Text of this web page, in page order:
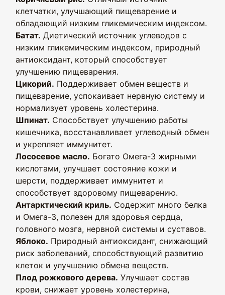
клетчатки, улучшающий пищеварение и
обладающий низким гликемическим индексом.
Батат. Диетический источник углеводов с
низким гликемическим индексом, природный
антиоксидант, который способствует
улучшению пищеварения.
Цикорий. Поддерживает обмен веществ и
пищеварение, успокаивает нервную систему и
нормализует уровень холестерина.
Шпинат. Способствует улучшению работы
кишечника, восстанавливает углеводный обмен
и укрепляет иммунитет.
Лососевое масло. Богато Омега-3 жирными
кислотами, улучшает состояние кожи и
шерсти, поддерживает иммунитет и
способствует здоровому пищеварению.
Антарктический криль. Содержит много белка
и Омега-3, полезен для здоровья сердца,
головного мозга, нервной системы и суставов.
Яблоко. Природный антиоксидант, снижающий
риск заболеваний, способствующий развитию
клеток и улучшению обмена веществ.
Плод рожкового дерева. Улучшает состав
крови, снижает уровень холестерина,